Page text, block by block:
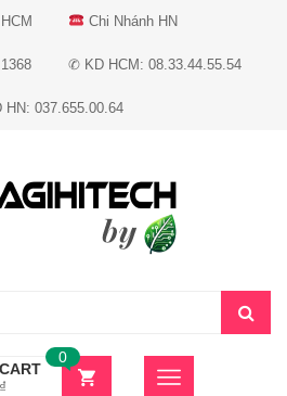
Chi Nhánh HN
✆ KD HCM: 08.33.44.55.54
037.655.00.64
₫
0